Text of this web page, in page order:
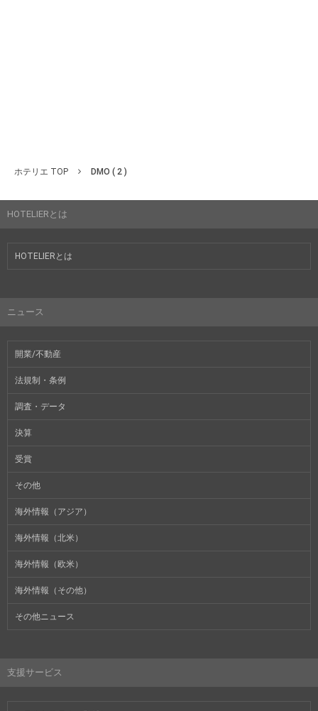
ホテリエ TOP DMO ( 2 )
HOTELIERとは
HOTELIERとは
ニュース
開業/不動産
法規制・条例
調査・データ
決算
受賞
その他
海外情報（アジア）
海外情報（北米）
海外情報（欧米）
海外情報（その他）
その他ニュース
支援サービス